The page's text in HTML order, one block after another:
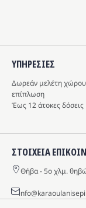
ΥΠΗΡΕΣIΕΣ
Δωρεάν μελέτη
επίπλωση
Έως 12 άτοκες δόσεις
ΣΤΟΙΧΕΙΑ
Θήβα - 5o χλμ.